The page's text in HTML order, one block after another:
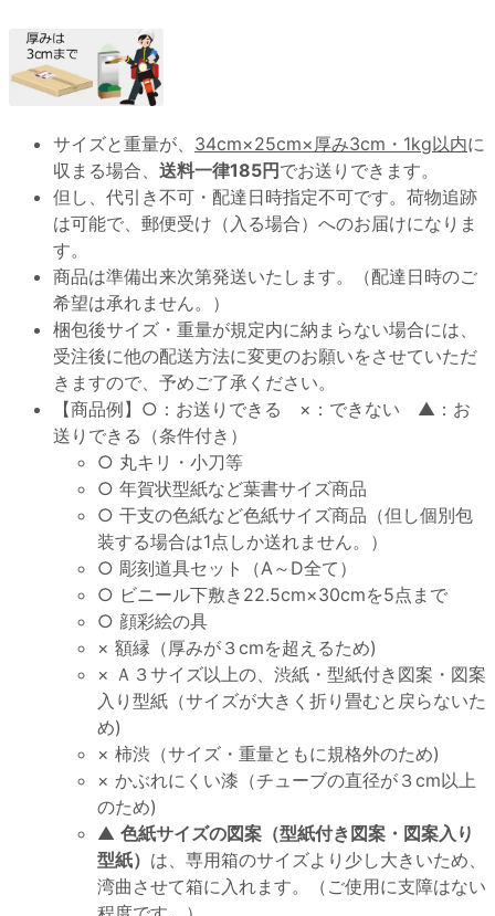
サイズと重量が、 34cm×25cm×厚み3cm・1kg以内に
収まる場合、 送料一律185円 でお送りできます。
但し、代引き不可・配達日時指定不可です。荷物追跡
は可能で、郵便受け（入る場合）へのお届けになりま
す。
商品は準備出来次第発送いたします。（配達日時のご
希望は承れません。）
梱包後サイズ・重量が規定内に納まらない場合には、
受注後に他の配送方法に変更のお願いをさせていただ
きますので、予めご了承ください。
【商品例】○：お送りできる ×：できない ▲：お
送りできる（条件付き）
○ 丸キリ・小刀等
○ 年賀状型紙など葉書サイズ商品
○ 干支の色紙など色紙サイズ商品（但し個別包
装する場合は1点しか送れません。）
○ 彫刻道具セット（A～D全て）
○ ビニール下敷き22.5cm×30cmを5点まで
○ 顔彩絵の具
× 額縁（厚みが３cmを超えるため)
× Ａ３サイズ以上の、渋紙・型紙付き図案・図案
入り型紙（サイズが大きく折り畳むと戻らないた
め)
× 柿渋（サイズ・重量ともに規格外のため)
× かぶれにくい漆（チューブの直径が３cm以上
のため)
▲ 色紙サイズの図案（型紙付き図案・図案入り
型紙） は、専用箱のサイズより少し大きいため、
湾曲させて箱に入れます。（ご使用に支障はない